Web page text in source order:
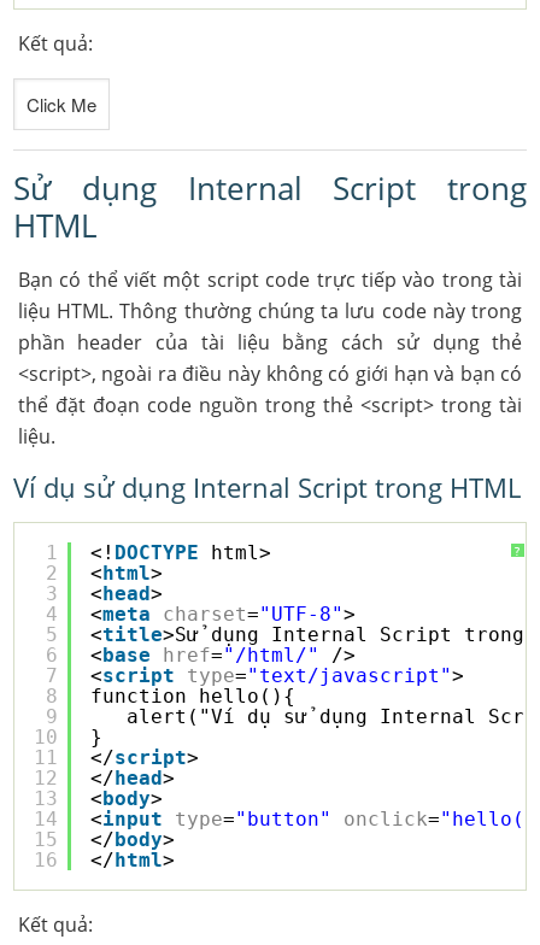
Kết quả:
Sử dụng Internal Script trong
HTML
Bạn có thể viết một script code trực tiếp vào trong tài
liệu HTML. Thông thường chúng ta lưu code này trong
phần header của tài liệu bằng cách sử dụng thẻ
<script>, ngoài ra điều này không có giới hạn và bạn có
thể đặt đoạn code nguồn trong thẻ <script> trong tài
liệu.
Ví dụ sử dụng Internal Script trong HTML
?
1
2
3
4
5
6
7
8
9
10
11
12
13
14
15
16
<! DOCTYPE
html>
<html>
<head>
<meta charset="UTF-8">
<title>Sử dụng Internal Script trong
<base href="/html/"
/>
<script type="text/javascript">
function hello(){
alert("Ví dụ sử dụng Internal
}
</script>
</head>
<body>
<input type="button" onclick=
</body>
</html>
Kết quả: